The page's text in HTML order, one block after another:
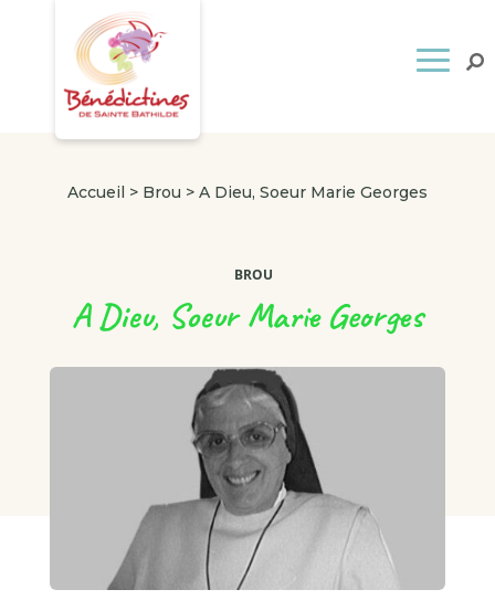
Accueil > Brou > A Dieu, Soeur Marie Georges
BROU
A Dieu, Soeur Marie Georges